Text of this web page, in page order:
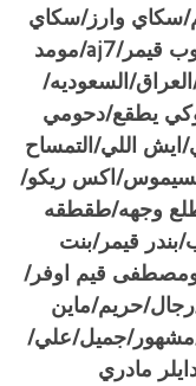
سكاي وارز/سكاي
وارز الجولل/كيوب كرافت بالجوال/ايوب قيمر/aj7/مومد
السعوديه/
يطقع/دحومي
ايش اللي/التمساح
اكس ريكو/
وجهه/طقطقه
بندر قيمر/بنت
قيم اوفر/
حريم/ماين
جميل/علي/
مادري